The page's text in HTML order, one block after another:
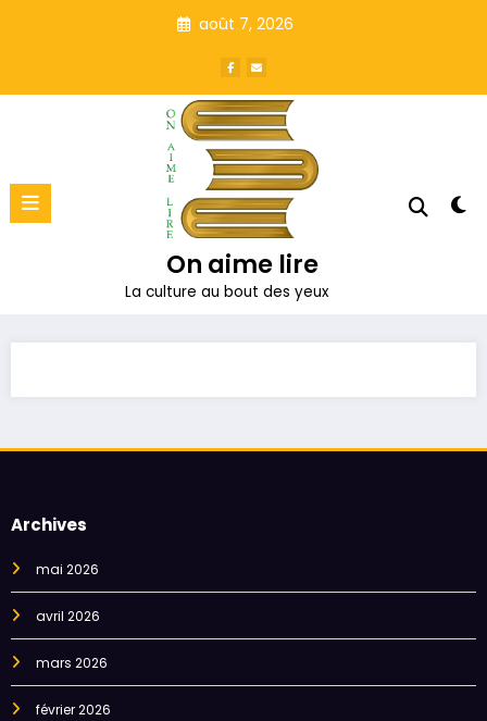
août 7, 2026
On aime lire
La culture au bout des yeux
Archives
mai 2026
avril 2026
mars 2026
février 2026